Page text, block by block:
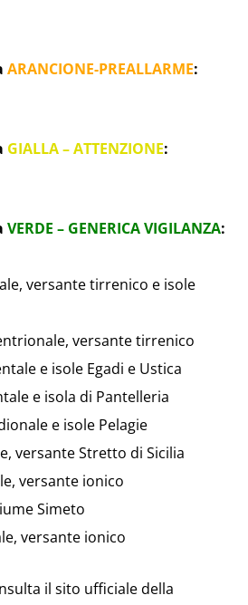
ARANCIONE-PREALLARME:
GIALLA – ATTENZIONE:
VERDE – GENERICA VIGILANZA:
versante tirrenico e isole
versante tirrenico
e isole Egadi e Ustica
e isola di Pantelleria
e isole Pelagie
versante Stretto di Sicilia
versante ionico
Simeto
versante ionico
il sito ufficiale della